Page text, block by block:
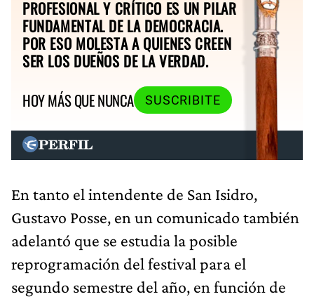
PROFESIONAL Y CRÍTICO ES UN PILAR
FUNDAMENTAL DE LA DEMOCRACIA.
POR ESO MOLESTA A QUIENES CREEN
SER LOS DUEÑOS DE LA VERDAD.
HOY MÁS QUE NUNCA
SUSCRIBITE
En tanto el intendente de San Isidro,
Gustavo Posse, en un comunicado también
adelantó que se estudia la posible
reprogramación del festival para el
segundo semestre del año, en función de